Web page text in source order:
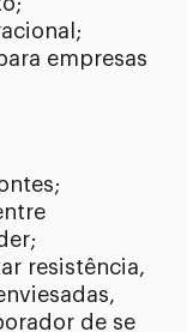
empresas
resistência,
de se